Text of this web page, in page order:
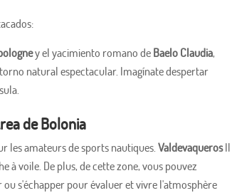
y el yacimiento romano de Baelo Claudia,
natural espectacular. Imagínate despertar
de Bolonia
les amateurs de sports nautiques.ValdevaquerosIl
à voile. De plus, de cette zone, vous pouvez
s'échapper pour évaluer et vivre l'atmosphère